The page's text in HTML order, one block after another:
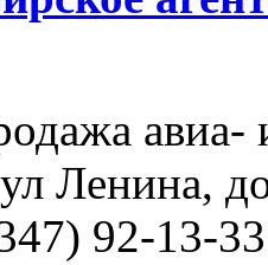
авиа-
Ленина,
92-13-